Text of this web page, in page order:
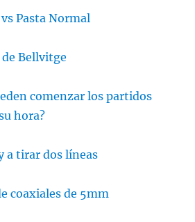
Pasta Normal
Bellvitge
comenzar los partidos
hora?
a tirar dos líneas
coaxiales de 5mm